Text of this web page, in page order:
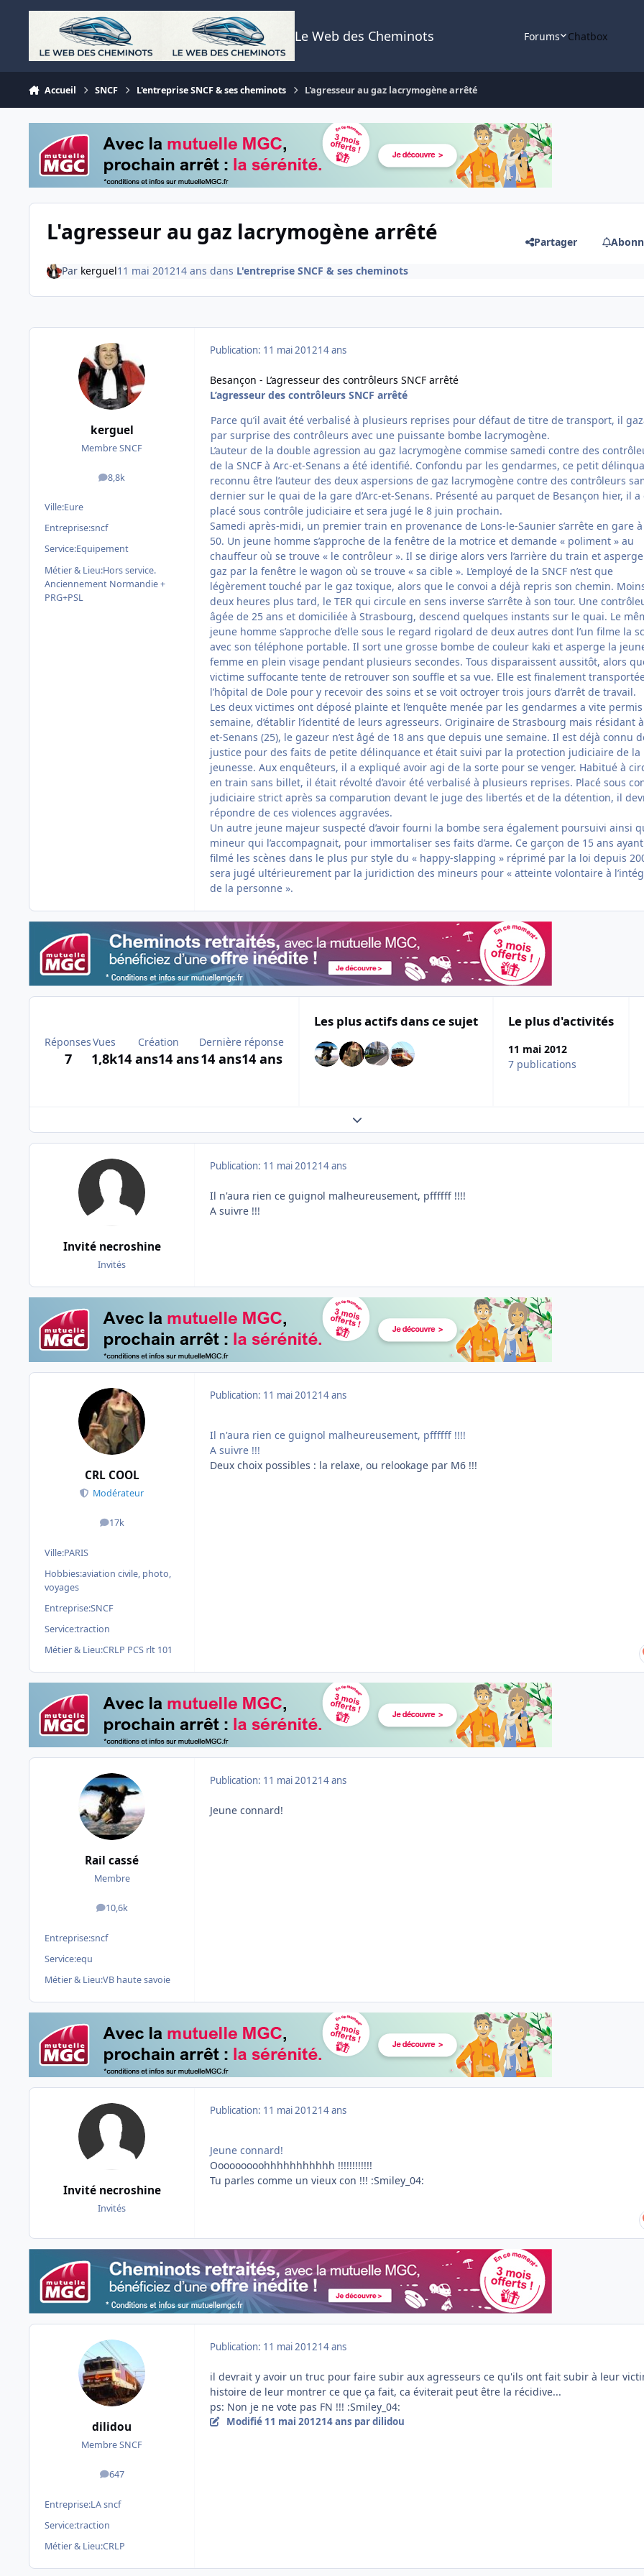
Aller au contenu
Le Web des Cheminots Forums Chatbox
Accueil SNCF L'entreprise SNCF & ses cheminots L'agresseur au gaz lacrymogène arrêté
L'agresseur au gaz lacrymogène arrêté Partager
Par kerguel11 mai 201214 ans dans L'entreprise SNCF & ses cheminots
kerguel
Membre SNCF
8,8k
messages
Ville:Eure
Entreprise:sncf
Service:Equipement
Métier & Lieu:Hors service.
Anciennement Normandie +
PRG+PSL
Publication: 11 mai 201214 ans
Besançon - L’agresseur des contrôleurs SNCF arrêté
L’agresseur des contrôleurs SNCF arrêté
Parce qu’il avait été verbalisé à plusieurs reprises pour défaut de titre de transport, il
par surprise des contrôleurs avec une puissante bombe lacrymogène.
L’auteur de la double agression au gaz lacrymogène commise samedi contre des
de la SNCF à Arc-et-Senans a été identifié. Confondu par les gendarmes, ce petit
reconnu être l’auteur des deux aspersions de gaz lacrymogène contre des contrôleurs
dernier sur le quai de la gare d’Arc-et-Senans. Présenté au parquet de Besançon hier, il a
placé sous contrôle judiciaire et sera jugé le 8 juin prochain.
Samedi après-midi, un premier train en provenance de Lons-le-Saunier s’arrête en gare
50. Un jeune homme s’approche de la fenêtre de la motrice et demande « poliment » au
chauffeur où se trouve « le contrôleur ». Il se dirige alors vers l’arrière du train et
gaz par la fenêtre le wagon où se trouve « sa cible ». L’employé de la SNCF n’est que
légèrement touché par le gaz toxique, alors que le convoi a déjà repris son chemin.
deux heures plus tard, le TER qui circule en sens inverse s’arrête à son tour. Une
âgée de 25 ans et domiciliée à Strasbourg, descend quelques instants sur le quai. Le
jeune homme s’approche d’elle sous le regard rigolard de deux autres dont l’un filme la
avec son téléphone portable. Il sort une grosse bombe de couleur kaki et asperge la
femme en plein visage pendant plusieurs secondes. Tous disparaissent aussitôt, alors
victime suffocante tente de retrouver son souffle et sa vue. Elle est finalement
l’hôpital de Dole pour y recevoir des soins et se voit octroyer trois jours d’arrêt de travail.
Les deux victimes ont déposé plainte et l’enquête menée par les gendarmes a vite
semaine, d’établir l’identité de leurs agresseurs. Originaire de Strasbourg mais résidant
et-Senans (25), le gazeur n’est âgé de 18 ans que depuis une semaine. Il est déjà connu
justice pour des faits de petite délinquance et était suivi par la protection judiciaire de la
jeunesse. Aux enquêteurs, il a expliqué avoir agi de la sorte pour se venger. Habitué à
en train sans billet, il était révolté d’avoir été verbalisé à plusieurs reprises. Placé sous
judiciaire strict après sa comparution devant le juge des libertés et de la détention, il
répondre de ces violences aggravées.
Un autre jeune majeur suspecté d’avoir fourni la bombe sera également poursuivi ainsi
mineur qui l’accompagnait, pour immortaliser ses faits d’arme. Ce garçon de 15 ans ayant
filmé les scènes dans le plus pur style du « happy-slapping » réprimé par la loi depuis
sera jugé ultérieurement par la juridiction des mineurs pour « atteinte volontaire à
de la personne ».
Réponses
7
Vues
1,8k
Création
14 ans14 ans
Dernière réponse
14 ans14 ans
Les plus actifs dans ce sujet Le plus d'activités
11 mai 2012
7 publications
Expand topic overview
Invité necroshine
Invités
Publication: 11 mai 201214 ans
Il n'aura rien ce guignol malheureusement, pffffff !!!!
A suivre !!!
CRL COOL
Modérateur
17k
messages
Ville:PARIS
Hobbies:aviation civile, photo,
voyages
Entreprise:SNCF
Service:traction
Métier & Lieu:CRLP PCS rlt 101
Publication: 11 mai 201214 ans
Il n'aura rien ce guignol malheureusement, pffffff !!!!
A suivre !!!
Deux choix possibles : la relaxe, ou relookage par M6 !!!
Rail cassé
Membre
10,6k
messages
Entreprise:sncf
Service:equ
Métier & Lieu:VB haute savoie
Publication: 11 mai 201214 ans
Jeune connard!
Invité necroshine
Invités
Publication: 11 mai 201214 ans
Jeune connard!
Ooooooooohhhhhhhhhhh !!!!!!!!!!!!
Tu parles comme un vieux con !!! :Smiley_04:
dilidou
Membre SNCF
647
messages
Entreprise:LA sncf
Service:traction
Métier & Lieu:CRLP
Publication: 11 mai 201214 ans
il devrait y avoir un truc pour faire subir aux agresseurs ce qu'ils ont fait subir à leur
histoire de leur montrer ce que ça fait, ca éviterait peut être la récidive...
ps: Non je ne vote pas FN !!! :Smiley_04:
Modifié 11 mai 201214 ans par dilidou